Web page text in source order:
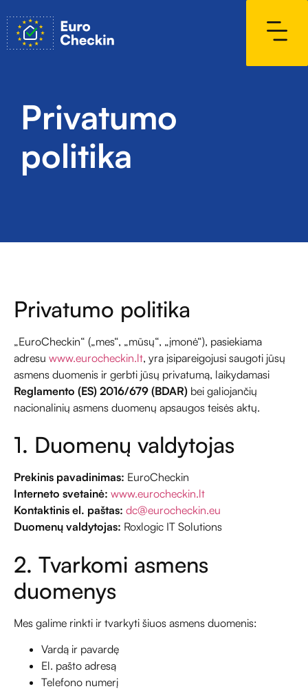
Privatumo
politika
Privatumo politika
„EuroCheckin“ („mes“, „mūsų“, „įmonė“), pasiekiama
adresu www.eurocheckin.lt, yra įsipareigojusi saugoti jūsų
asmens duomenis ir gerbti jūsų privatumą, laikydamasi
Reglamento (ES) 2016/679 (BDAR) bei galiojančių
nacionalinių asmens duomenų apsaugos teisės aktų.
1. Duomenų valdytojas
Prekinis pavadinimas: EuroCheckin
Interneto svetainė: www.eurocheckin.lt
Kontaktinis el. paštas: dc@eurocheckin.eu
Duomenų valdytojas: Roxlogic IT Solutions
2. Tvarkomi asmens
duomenys
Mes galime rinkti ir tvarkyti šiuos asmens duomenis:
Vardą ir pavardę
El. pašto adresą
Telefono numerį